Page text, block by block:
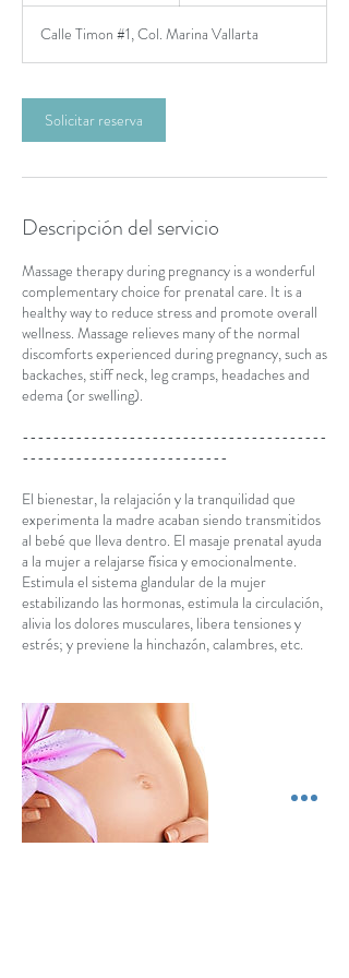
m
i
Calle Timon #1, Col. Marina Vallarta
Solicitar reserva
Descripción del servicio
Massage therapy during pregnancy is a wonderful
complementary choice for prenatal care. It is a
healthy way to reduce stress and promote overall
wellness. Massage relieves many of the normal
discomforts experienced during pregnancy, such as
backaches, stiff neck, leg cramps, headaches and
edema (or swelling).
----------------------------------------
---------------------------
El bienestar, la relajación y la tranquilidad que
experimenta la madre acaban siendo transmitidos
al bebé que lleva dentro. El masaje prenatal ayuda
a la mujer a relajarse física y emocionalmente.
Estimula el sistema glandular de la mujer
estabilizando las hormonas, estimula la circulación,
alivia los dolores musculares, libera tensiones y
estrés; y previene la hinchazón, calambres, etc.